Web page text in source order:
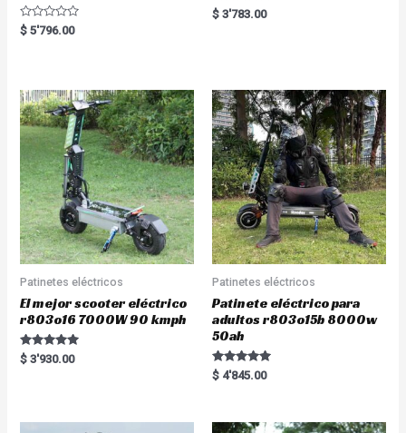
R
a
o
u
t
o
f
$ 5'796.00
R
a
u
t
o
f
5
$ 3'783.00
Patinetes eléctricos
El mejor scooter eléctrico
r803o16 7000W 90 kmph
Rated
5.00
$ 3'930.00
Patinetes eléctricos
Patinete eléctrico para
adultos r803o15b 8000w
50ah
Rated
5.00
$ 4'845.00